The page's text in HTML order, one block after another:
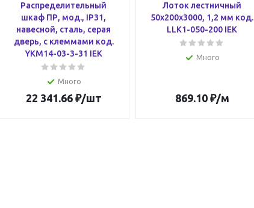
Распределительный
шкаф ПР, мод., IP31,
навесной, сталь, серая
дверь, с клеммами код.
YKM14-03-3-31 IEK
Много
22 341.66₽/шт
Лоток лестничный
50х200х3000, 1,2 мм код.
LLK1-050-200 IEK
Много
869.10₽/м